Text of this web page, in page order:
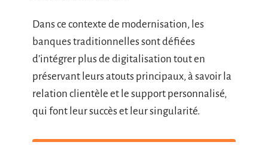
Dans ce contexte de modernisation, les
banques traditionnelles sont défiées
d’intégrer plus de digitalisation tout en
préservant leurs atouts principaux, à savoir la
relation clientèle et le support personnalisé,
qui font leur succès et leur singularité.